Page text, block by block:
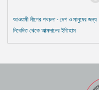
আওয়ামী লীগের পথচলা - দেশ ও মানুষের জন্য
নিবেদিত থেকে আত্মদানের ইতিহাস